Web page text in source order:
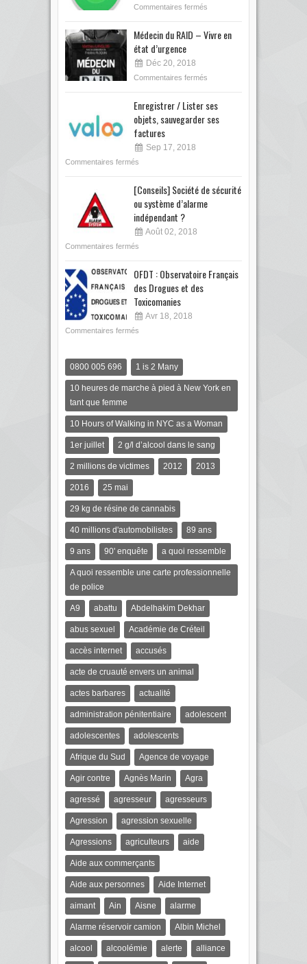
Commentaires fermés
Médecin du RAID – Vivre en
état d’urgence
Déc 20, 2018
Commentaires fermés
Enregistrer / Lister ses
objets, sauvegarder ses
factures
Sep 17, 2018
Commentaires fermés
[Conseils] Société de sécurité
ou système d’alarme
indépendant ?
Août 02, 2018
Commentaires fermés
OFDT : Observatoire Français
des Drogues et des
Toxicomanies
Avr 18, 2018
Commentaires fermés
0800 005 696 1 is 2 Many
10 heures de marche à pied à New York en
tant que femme
10 Hours of Walking in NYC as a Woman
1er juillet 2 g/l d’alcool dans le sang
2 millions de victimes 2012 2013
2016 25 mai
29 kg de résine de cannabis
40 millions d'automobilistes 89 ans
9 ans 90' enquête a quoi ressemble
A quoi ressemble une carte professionnelle
de police
A9 abattu Abdelhakim Dekhar
abus sexuel Académie de Créteil
accès internet accusés
acte de cruauté envers un animal
actes barbares actualité
administration pénitentiaire adolescent
adolescentes adolescents
Afrique du Sud Agence de voyage
Agir contre Agnès Marin Agra
agressé agresseur agresseurs
Agression agression sexuelle
Agressions agriculteurs aide
Aide aux commerçants
Aide aux personnes Aide Internet
aimant Ain Aisne alarme
Alarme réservoir camion Albin Michel
alcool alcoolémie alerte alliance